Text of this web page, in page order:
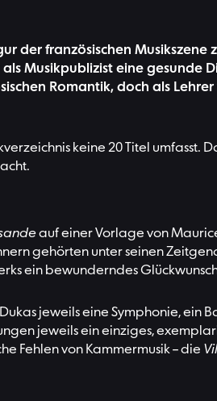
der französischen Musikszene
Musikpublizist eine gesunde
Romantik, doch als
keine 20 Titel umfasst.
auf einer Vorlage von
gehörten unter seinen
ein bewunderndes
jeweils eine Symphonie, ein
jeweils ein einziges,
Fehlen von Kammermusik – die